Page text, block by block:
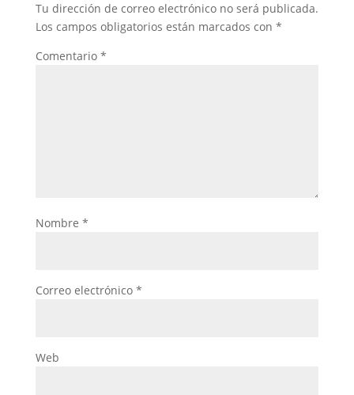
Tu dirección de correo electrónico no será publicada.
Los campos obligatorios están marcados con *
Comentario *
Nombre *
Correo electrónico *
Web